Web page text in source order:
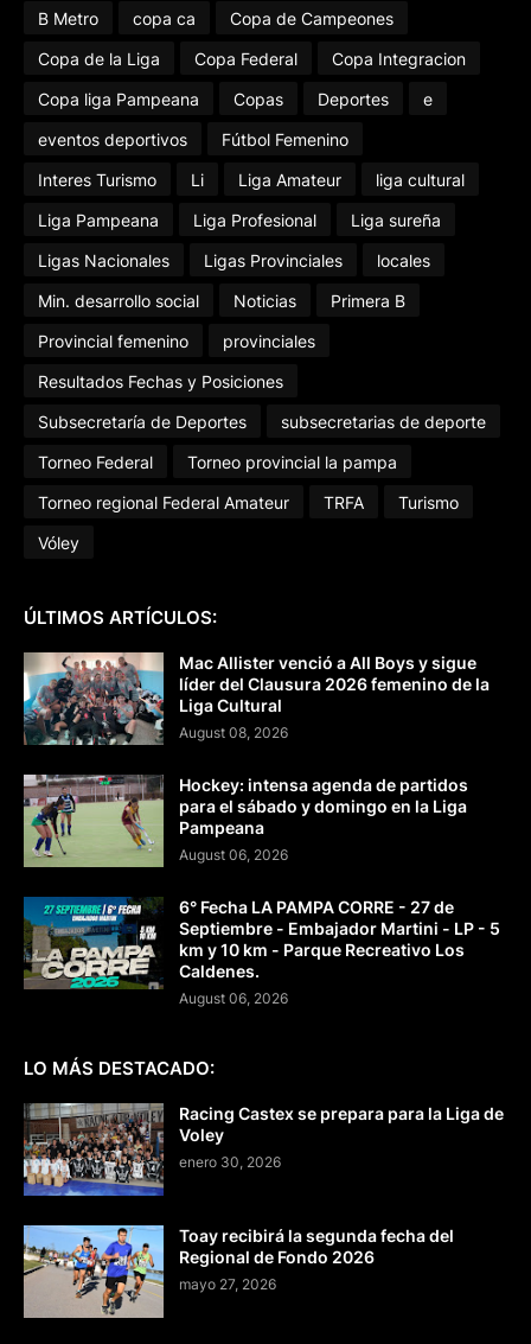
B Metro copa ca
Copa de Campeones
Copa de la Liga
Copa Federal
Copa Integracion
Copa liga Pampeana
Copas Deportes
e
eventos deportivos
Fútbol Femenino
Interes Turismo
Li Liga Amateur
liga cultural
Liga Pampeana
Liga Profesional
Liga sureña
Ligas Nacionales
Ligas Provinciales
locales
Min. desarrollo social
Noticias
Primera B
Provincial femenino
provinciales
Resultados Fechas y Posiciones
Subsecretaría de Deportes
subsecretarias de deporte
Torneo Federal
Torneo provincial la pampa
Torneo regional Federal Amateur
TRFA
Turismo
Vóley
ÚLTIMOS ARTÍCULOS:
Mac Allister venció a All Boys y sigue
líder del Clausura 2026 femenino de la
Liga Cultural
August 08, 2026
Hockey: intensa agenda de partidos
para el sábado y domingo en la Liga
Pampeana
August 06, 2026
6° Fecha LA PAMPA CORRE - 27 de
Septiembre - Embajador Martini - LP - 5
km y 10 km - Parque Recreativo Los
Caldenes.
August 06, 2026
LO MÁS DESTACADO:
Racing Castex se prepara para la Liga de
Voley
enero 30, 2026
Toay recibirá la segunda fecha del
Regional de Fondo 2026
mayo 27, 2026